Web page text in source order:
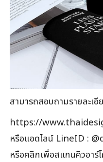
สามารถสอบถามรายละเอี
https://
หรือแอดไลน์ LineID :
หรือคลิกเพื่อสแกนคิวอาร์